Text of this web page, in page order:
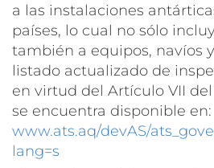
a las instalaciones
países, lo cual no sólo
también a equipos, navíos
listado actualizado de
en virtud del Artículo VII
se encuentra disponible en:
www.ats.aq/devAS/
lang=s